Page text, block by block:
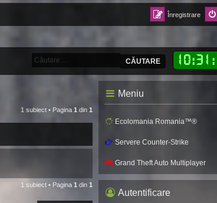
Înregistrare
10:31 :
CĂUTARE
1 subiect • Pagina 1 din 1
1 subiect • Pagina 1 din 1
Meniu
Ecolomania Romania™®
Servere Counter-Strike
Grand Theft Auto Multiplayer
Autentificare